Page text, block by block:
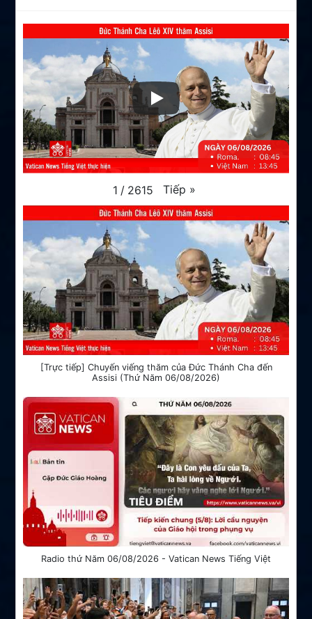
1 / 2615 Tiếp »
[Trực tiếp] Chuyến viếng thăm của Đức Thánh Cha đến
Assisi (Thứ Năm 06/08/2026)
Radio thứ Năm 06/08/2026 - Vatican News Tiếng Việt